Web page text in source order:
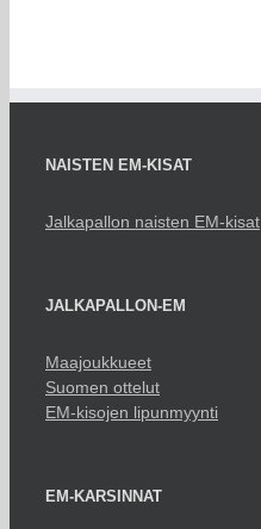
NAISTEN EM-KISAT
Jalkapallon naisten EM-kisat
JALKAPALLON-EM
Maajoukkueet
Suomen ottelut
EM-kisojen lipunmyynti
EM-KARSINNAT